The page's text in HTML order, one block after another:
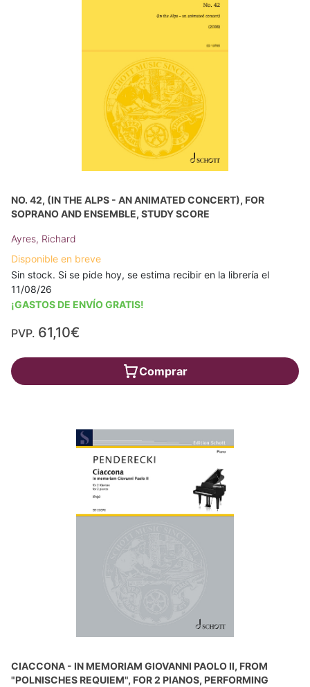
NO. 42, (IN THE ALPS - AN ANIMATED CONCERT), FOR
SOPRANO AND ENSEMBLE, STUDY SCORE
Ayres, Richard
Disponible en breve
Sin stock. Si se pide hoy, se estima recibir en la librería el
11/08/26
¡GASTOS DE ENVÍO GRATIS!
PVP. 61,10€
Comprar
CIACCONA - IN MEMORIAM GIOVANNI PAOLO II, FROM
"POLNISCHES REQUIEM", FOR 2 PIANOS, PERFORMING